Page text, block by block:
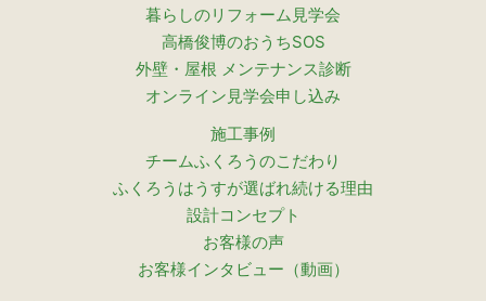
暮らしのリフォーム見学会
高橋俊博のおうちSOS
外壁・屋根 メンテナンス診断
オンライン見学会申し込み
施工事例
チームふくろうのこだわり
ふくろうはうすが選ばれ続ける理由
設計コンセプト
お客様の声
お客様インタビュー（動画）